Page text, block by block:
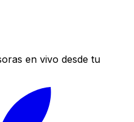
en vivo desde tu